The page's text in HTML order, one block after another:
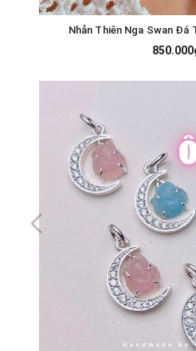
Nhẫn Thiên Nga Swan Đá